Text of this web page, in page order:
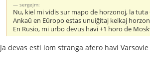
sergejm:
Nu, kiel mi vidis sur mapo de horzonoj, la
Ankaŭ en Eŭropo estas unuiĝitaj kelkaj
En Rusio, mi urbo devus havi +1 horo de
Ja devas esti iom stranga afero havi